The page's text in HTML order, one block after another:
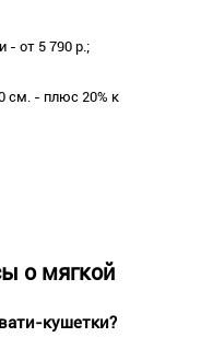
- от 5 790 р.;
см. - плюс 20% к
о мягкой
кушетки?